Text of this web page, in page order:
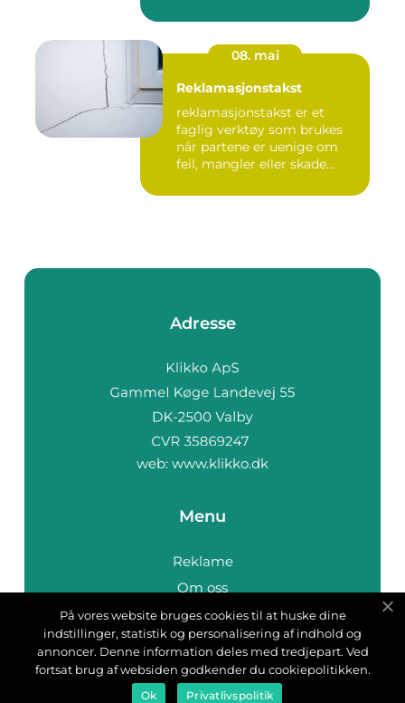
08. mai
Reklamasjonstakst
reklamasjonstakst er et
faglig verktøy som brukes
når partene er uenige om
feil, mangler eller skade...
Adresse
web: www.klikko.dk
Menu
Reklame
Om oss
Cookies
Kontakt Oss
Sitemap
På vores website bruges cookies til at huske dine
indstillinger, statistik og personalisering af indhold og
annoncer. Denne information deles med tredjepart. Ved
fortsat brug af websiden godkender du cookiepolitikken.
Ok Privatlivspolitik